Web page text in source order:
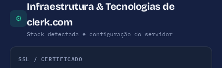
⚙
Infraestrutura & Tecnologias de
clerk.com
Stack detectada e configuração do servidor
SSL / CERTIFICADO